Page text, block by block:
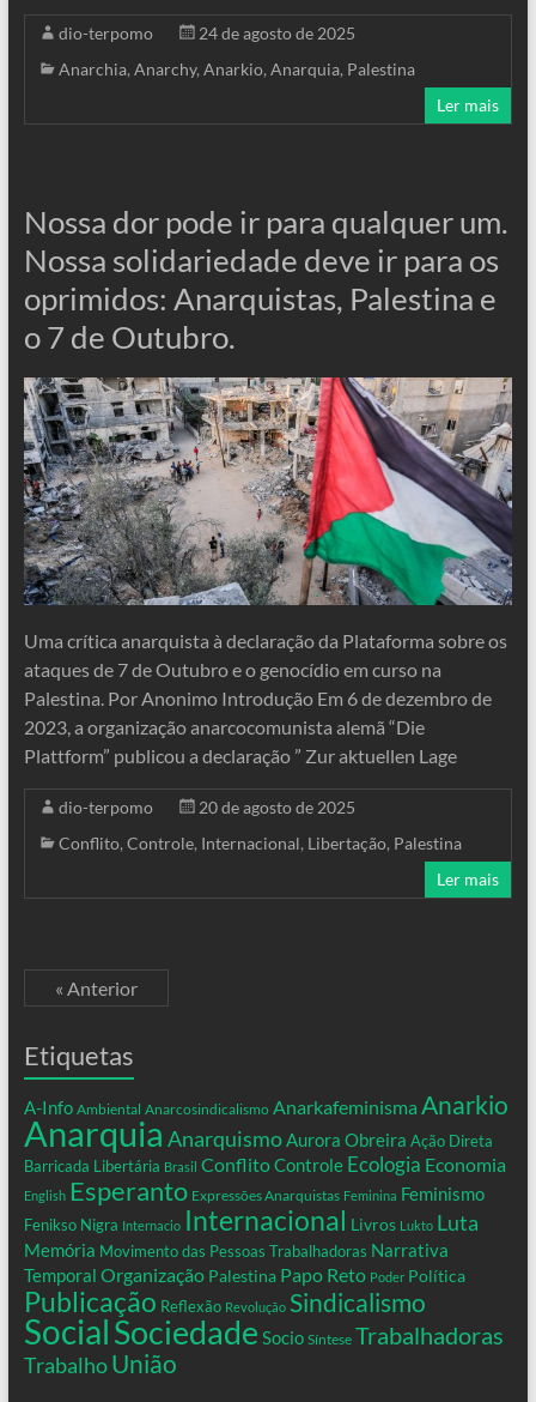
dio-terpomo
24 de agosto de 2025
Anarchia, Anarchy, Anarkio, Anarquia, Palestina
Ler mais
Nossa dor pode ir para qualquer um.
Nossa solidariedade deve ir para os
oprimidos: Anarquistas, Palestina e
o 7 de Outubro.
Uma crítica anarquista à declaração da Plataforma sobre os
ataques de 7 de Outubro e o genocídio em curso na
Palestina. Por Anonimo Introdução Em 6 de dezembro de
2023, a organização anarcocomunista alemã “Die
Plattform” publicou a declaração ” Zur aktuellen Lage
dio-terpomo
20 de agosto de 2025
Conflito, Controle, Internacional, Libertação, Palestina
Ler mais
« Anterior
Etiquetas
A-Info Ambiental Anarcosindicalismo Anarkafeminisma Anarkio
Anarquia AnarquismoAurora Obreira Ação Direta
Barricada Libertária Brasil ConflitoControle Ecologia Economia
English Esperanto Expressões Anarquistas Feminina Feminismo
Fenikso Nigra Internacio Internacional Livros Lukto Luta
Memória Movimento das Pessoas Trabalhadoras Narrativa
Temporal Organização Palestina Papo Reto Poder Política
Publicação Reflexão Revolução Sindicalismo
SocialSociedade Socio Síntese Trabalhadoras
Trabalho União